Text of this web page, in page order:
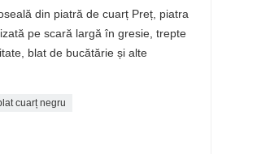
din piatră de cuarț Preț, piatra
pe scară largă în gresie, trepte
blat de bucătărie și alte
cuarț negru